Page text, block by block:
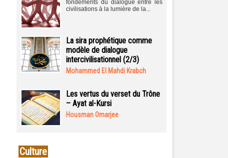
fondements du dialogue entre les
civilisations à la lumière de la...
La sira prophétique comme
modèle de dialogue
intercivilisationnel (2/3)
Mohammed El Mahdi Krabch
Les vertus du verset du Trône
– Ayat al-Kursi
Housman Omarjee
Culture